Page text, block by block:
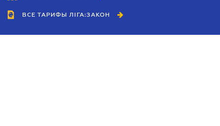
ВСЕ ТАРИФЫ ЛІГА:ЗАКОН